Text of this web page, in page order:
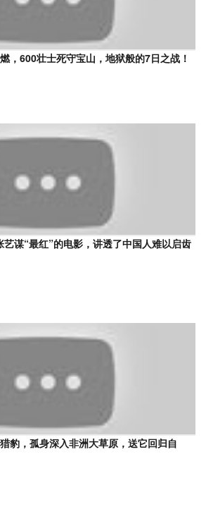
，600壮士死守宝山，地狱般的7日之战！
艺谋“最红”的电影，讲透了中国人难以启齿
豹，孤身深入非洲大草原，送它回归自